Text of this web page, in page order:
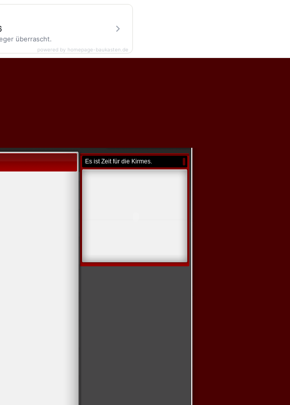
Es ist Zeit für die Kirmes.
überrascht.
powered by homepage-baukasten.de